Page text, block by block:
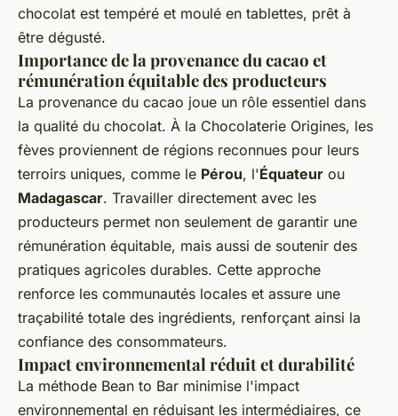
chocolat est tempéré et moulé en tablettes, prêt à
être dégusté.
Importance de la provenance du cacao et
rémunération équitable des producteurs
La provenance du cacao joue un rôle essentiel dans
la qualité du chocolat. À la Chocolaterie Origines, les
fèves proviennent de régions reconnues pour leurs
terroirs uniques, comme le Pérou, l'Équateur ou
Madagascar. Travailler directement avec les
producteurs permet non seulement de garantir une
rémunération équitable, mais aussi de soutenir des
pratiques agricoles durables. Cette approche
renforce les communautés locales et assure une
traçabilité totale des ingrédients, renforçant ainsi la
confiance des consommateurs.
Impact environnemental réduit et durabilité
La méthode Bean to Bar minimise l'impact
environnemental en réduisant les intermédiaires, ce